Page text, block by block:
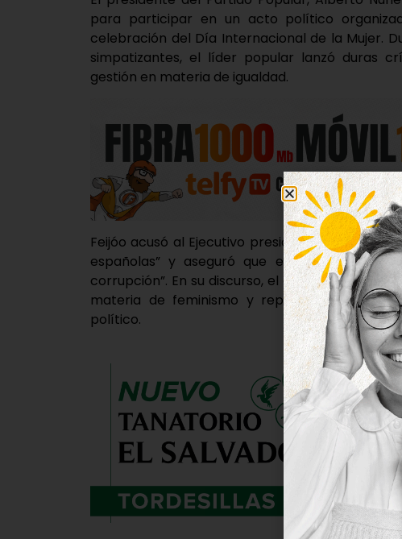
para participar en un acto político
celebración del Día Internacional de la Mujer.
simpatizantes, el líder popular lanzó duras
gestión en materia de igualdad.
Feijóo acusó al Ejecutivo presidido por Pedro
españolas” y aseguró que el machismo es
corrupción”. En su discurso, el dirigente
materia de feminismo y reprochó lo que
político.